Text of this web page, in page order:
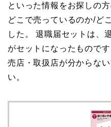
といった情報をお探しの
どこで売っているのか/ど
した。 退職届セットは、
がセットになったもので
売店・取扱店が分からな
い。